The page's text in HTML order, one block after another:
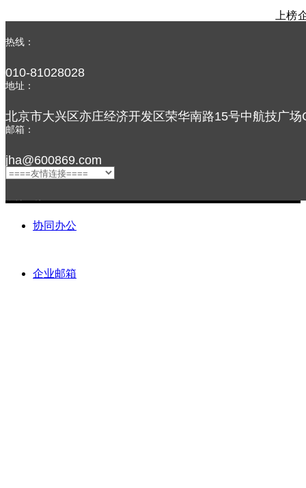
上榜企
附：详
热线：
010-81028028
地址：
北京市大兴区亦庄经济开发区荣华南路15号中航技广场
邮箱：
jha@600869.com
友情链接：
协同办公
企业邮箱